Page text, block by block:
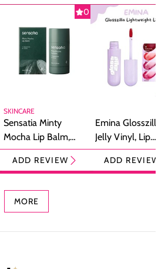
0
SKINCARE
Sensatia Minty
Mocha Lip Balm,
Pelembap Bibir
dengan Aroma
ADD REVIEW
Emina
Jelly Vinyl, Lip
Cream Glossy
Ringan
ADD
MORE